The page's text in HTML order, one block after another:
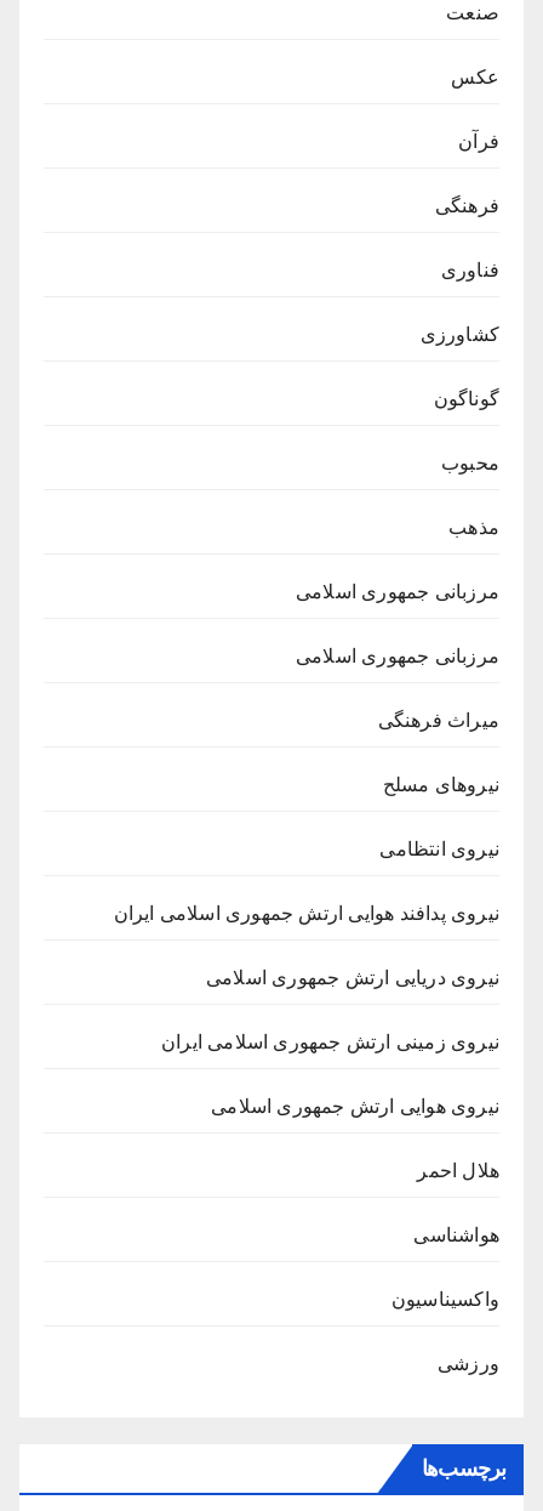
صنعت
عکس
فرآن
فرهنگی
فناوری
کشاورزی
گوناگون
محبوب
مذهب
مرزبانی جمهوری اسلامی
مرزبانی جمهوری اسلامی
میراث فرهنگی
نیروهای مسلح
نیروی انتظامی
نیروی پدافند هوایی ارتش جمهوری اسلامی ایران
نیروی دریایی ارتش جمهوری اسلامی
نیروی زمینی ارتش جمهوری اسلامی ایران
نیروی هوایی ارتش جمهوری اسلامی
هلال احمر
هواشناسی
واکسیناسیون
ورزشی
برچسب‌ها